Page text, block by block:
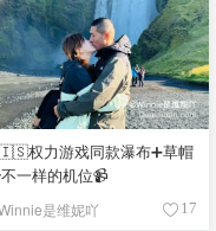
权力游戏同款瀑布➕草帽
一样的机位📹
是维妮吖 17